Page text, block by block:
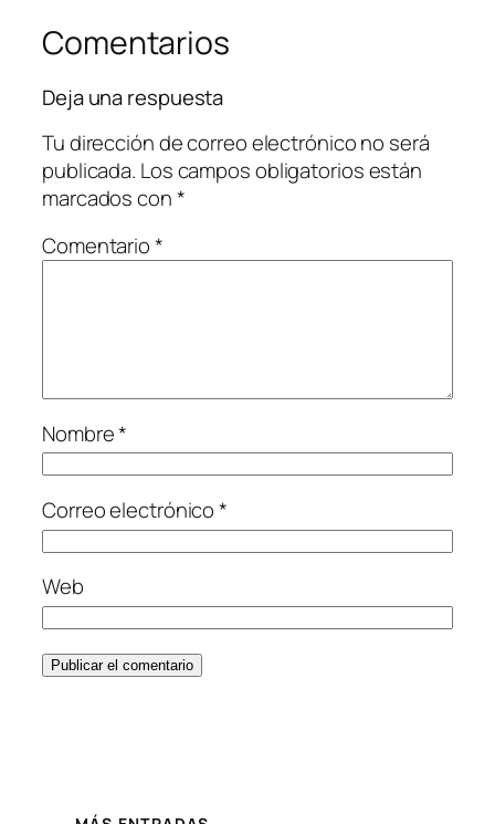
Comentarios
Deja una respuesta
Tu dirección de correo electrónico no será
publicada. Los campos obligatorios están
marcados con*
Comentario*
Nombre*
Correo electrónico*
Web